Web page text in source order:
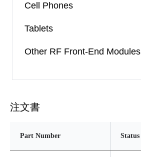
Cell Phones
Tablets
Other RF Front-End Modules
注文書
Part Number Status